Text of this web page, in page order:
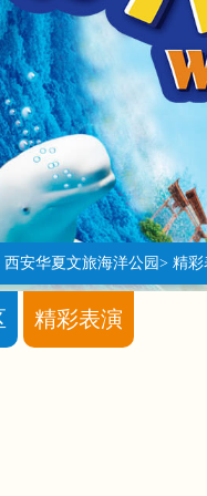
西安华夏文旅海洋公园 > 精彩
精彩表演